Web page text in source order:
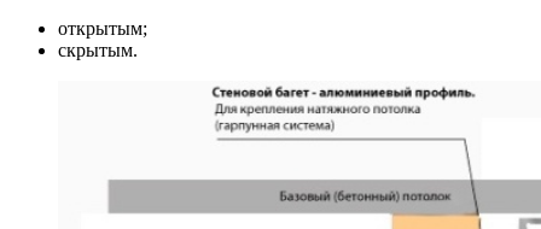
открытым;
скрытым.